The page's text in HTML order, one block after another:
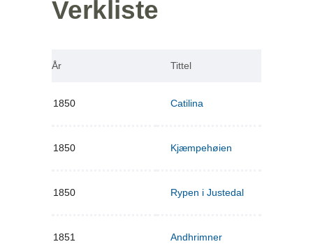
Verkliste
År Tittel
1850 Catilina
1850 Kjæmpehøien
1850 Rypen i Justedal
1851 Andhrimner